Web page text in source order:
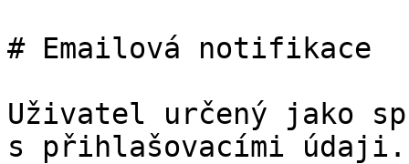
# Emailová notifikace
Uživatel určený jako
s přihlašovacími